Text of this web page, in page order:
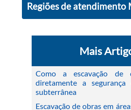
Regiões de atendimento
Mais
Como a escavação de
diretamente a segurança
subterrânea
Escavação de obras em